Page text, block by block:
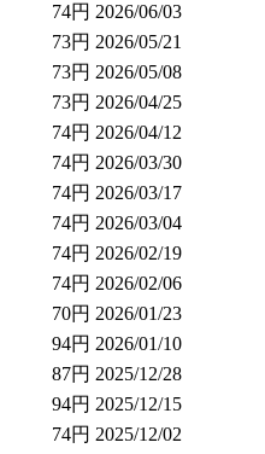
74円 2026/06/03
73円 2026/05/21
73円 2026/05/08
73円 2026/04/25
74円 2026/04/12
74円 2026/03/30
74円 2026/03/17
74円 2026/03/04
74円 2026/02/19
74円 2026/02/06
70円 2026/01/23
94円 2026/01/10
87円 2025/12/28
94円 2025/12/15
74円 2025/12/02